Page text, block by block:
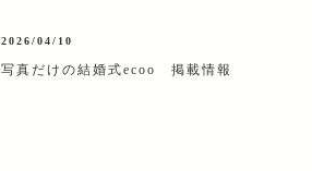
2026/04/10
写真だけの結婚式ecoo 掲載情報